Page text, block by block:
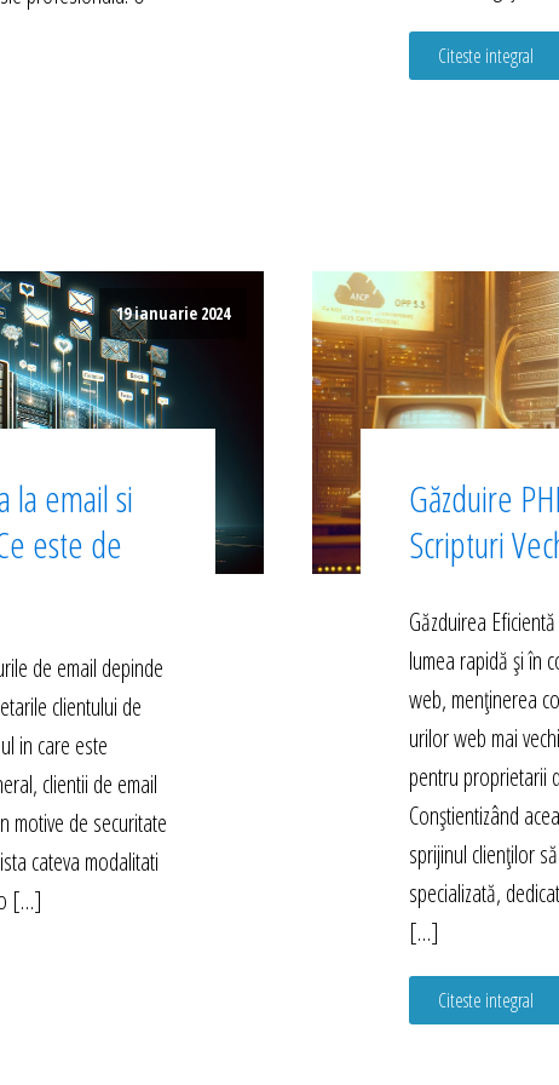
Citeste integral
19 ianuarie 2024
la email si
este de
de email depinde
clientului de
in care este
clientii de email
motive de securitate
cateva modalitati
[…]
Găzduire
Scripturi
Găzduirea
lumea rapidă și în
web, menținerea
urilor web mai
pentru proprietarii
Conștientizând
sprijinul clienților
specializată,
[…]
Citeste integral